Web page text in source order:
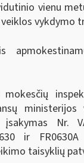
vienu
vykdymo
mokesčių
Nr.
ir
taisyklių